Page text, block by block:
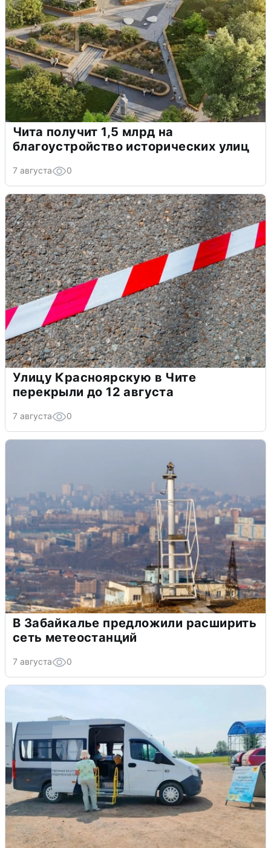
Чита получит 1,5 млрд на
благоустройство исторических улиц
7 августа 0
Улицу Красноярскую в Чите
перекрыли до 12 августа
7 августа 0
В Забайкалье предложили расширить
сеть метеостанций
7 августа 0